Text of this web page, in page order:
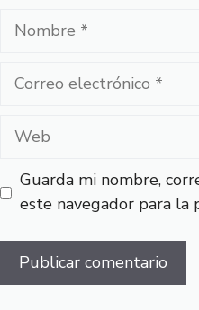
Nombre
Correo
Web
Guarda mi nombre,
este navegador para la